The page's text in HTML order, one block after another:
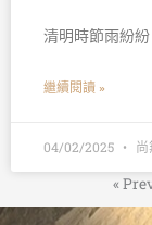
清明時節雨紛
繼續閱讀 »
04/02/2025
«